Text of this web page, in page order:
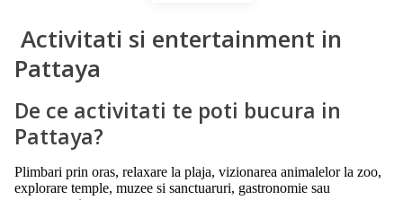
Activitati si entertainment in
Pattaya
De ce activitati te poti bucura in
Pattaya?
Plimbari prin oras, relaxare la plaja, vizionarea animalelor la zoo,
explorare temple, muzee si sanctuaruri, gastronomie sau